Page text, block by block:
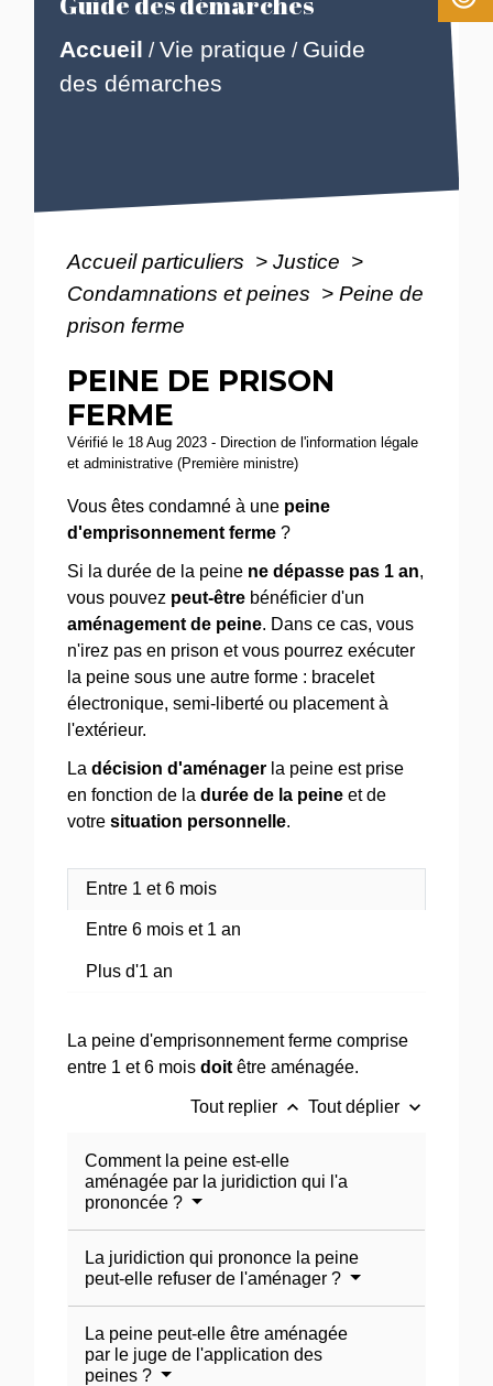
Accueil /Vie pratique / Guide
des démarches
Accueil particuliers > Justice >
Condamnations et peines > Peine de
prison ferme
PEINE DE PRISON
FERME
Vérifié le 18 Aug 2023 - Direction de l'information légale
et administrative (Première ministre)
Vous êtes condamné à une peine
d'emprisonnement ferme ?
Si la durée de la peine ne dépasse pas 1 an,
vous pouvez peut-être bénéficier d'un
aménagement de peine. Dans ce cas, vous
n'irez pas en prison et vous pourrez exécuter
la peine sous une autre forme : bracelet
électronique, semi-liberté ou placement à
l'extérieur.
Ladécision d'aménager la peine est prise
en fonction de ladurée de la peine et de
votresituation personnelle.
Entre 1 et 6 mois
Entre 6 mois et 1 an
Plus d'1 an
La peine d'emprisonnement ferme comprise
entre 1 et 6 moisdoit être aménagée.
Tout replier keyboard_arrow_up Tout déplier keyboard_arrow_down
Comment la peine est-elle
aménagée par la juridiction qui l'a
prononcée ?
La juridiction qui prononce la peine
peut-elle refuser de l'aménager ?
La peine peut-elle être aménagée
par le juge de l'application des
peines ?